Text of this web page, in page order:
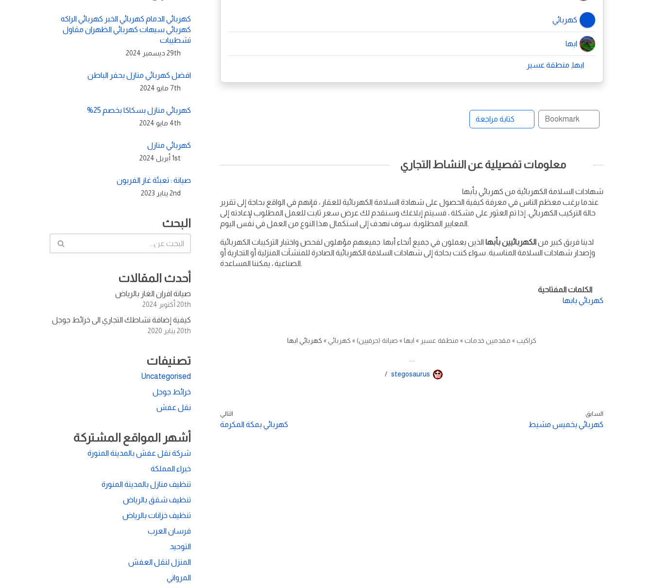
كهربائي
ابها
ابها, منطقة عسير
Bookmark كتابة مراجعة
معلومات تفصيلية عن النشاط التجاري
شهادات السلامة الكهربائية من كهربائي بأبها
عندما يرغب معظم الناس في معرفة كيفية الحصول على شهادة السلامة الكهربائية للعقار ، فإنهم في الواقع بحاجة إلى تقرير
حالة التركيب الكهربائي. إذا تم العثور على مشكلة ، فسيتم إبلاغك وسنقدم لك عرض سعر ثابت للعمل المطلوب لإعادته إلى
المعايير المطلوبة. سوف نهدف إلى استكمال هذا النوع من العمل في نفس اليوم.
لدينا فريق كبير منالكهربائيين بأبها الذين يعملون في جميع أنحاء أبها. جميعهم مؤهلون لفحص واختبار التركيبات الكهربائية
وإصدار شهادات السلامة المناسبة. سواء كنت بحاجة إلى شهادات السلامة الكهربائية الصادرة للمنشآت المنزلية أو التجارية أو
الصناعية ، يمكننا المساعدة.
الكلمات المفتاحية
كهربائي بابها
كراكيب» مقدمين خدمات» منطقة عسير » ابها» صيانة (حرفيين)» كهربائي» كهربائي ابها
كهربائي ابها
stegosaurus
السابق
كهربائي بخميس مشيط
التالي
كهربائي بمكة المكرمة
كهربائي الدمام كهربائي الخبر كهربائي الراكه
كهربائي سيهات كهربائي الظهران مقاول
تشطيبات
29th ديسمبر 2024
افضل كهربائي منازل بحفر الباطن
7th مايو 2024
كهربائي منازل بسكاكا بخصم 25%
4th مايو 2024
كهربائي منازل
1st أبريل 2024
صيانة : تعبئة غاز الفريون
2nd يناير 2023
البحث
أحدث المقالات
صيانة افران الغاز بالرياض
20th أكتوبر 2024
كيفية إضافة نشاطك التجاري الى خرائط جوجل
20th يناير 2020
تصنيفات
Uncategorised
خرائط جوجل
نقل عفش
أشهر المواقع المشتركة
شركة نقل عفش بالمدينة المنورة
خبراء المملكة
تنظيف منازل بالمدينة المنورة
تنظيف شقق بالرياض
تنظيف خزانات بالرياض
فرسان العرب
التوحيد
المنزل لنقل العفش
المرواني